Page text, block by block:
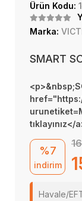
Ürün Kodu:
Marka:
SMART
tıklayınız</
%7
indirim
Havale/